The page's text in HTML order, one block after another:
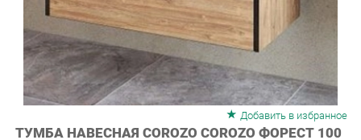
Добавить в избранное
ТУМБА НАВЕСНАЯ COROZO COROZO ФОРЕСТ 100
Z2 19870 ДУБ КАНЗАС